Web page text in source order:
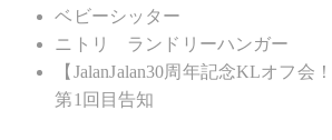
ベビーシッター
ニトリ ランドリーハンガー
【JalanJalan30周年記念KLオフ会
第1回目告知